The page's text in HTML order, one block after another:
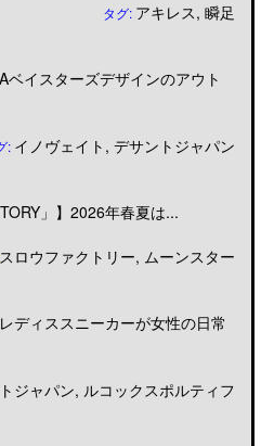
タグ: アキレス,瞬足
ベイスターズデザインのアウト
: イノヴェイト ,デサントジャパン
」】2026年春夏は...
スロウファクトリー, ムーンスター
ディススニーカーが女性の日常
ジャパン, ルコックスポルティフ